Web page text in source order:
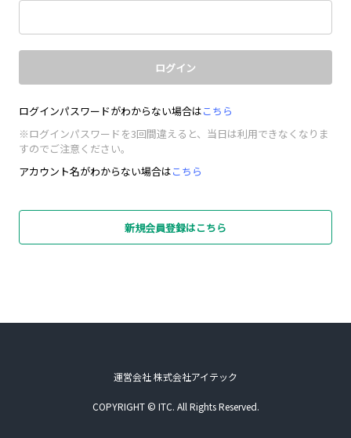
ログイン
ログインパスワードがわからない場合はこちら
※ログインパスワードを3回間違えると、当日は利用できなくなりま
すのでご注意ください。
アカウント名がわからない場合はこちら
新規会員登録はこちら
運営会社 株式会社アイテック
COPYRIGHT © ITC. All Rights Reserved.